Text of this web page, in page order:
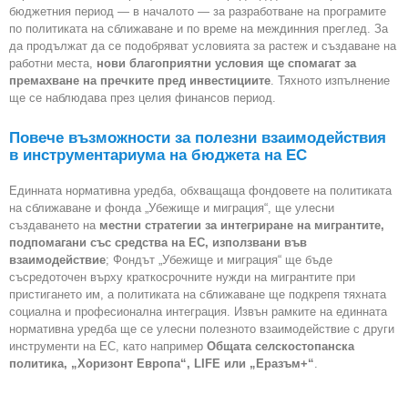
бюджетния период — в началото — за разработване на програмите
по политиката на сближаване и по време на междинния преглед. За
да продължат да се подобряват условията за растеж и създаване на
работни места, нови благоприятни условия ще спомагат за
премахване на пречките пред инвестициите. Тяхното изпълнение
ще се наблюдава през целия финансов период.
Повече възможности за полезни взаимодействия
в инструментариума на бюджета на EC
Единната нормативна уредба, обхващаща фондовете на политиката
на сближаване и фонда „Убежище и миграция“, ще улесни
създаването на местни стратегии за интегриране на мигрантите,
подпомагани със средства на ЕС, използвани във
взаимодействие; Фондът „Убежище и миграция“ ще бъде
съсредоточен върху краткосрочните нужди на мигрантите при
пристигането им, а политиката на сближаване ще подкрепя тяхната
социална и професионална интеграция. Извън рамките на единната
нормативна уредба ще се улесни полезното взаимодействие с други
инструменти на ЕС, като например Общата селскостопанска
политика, „Хоризонт Европа“, LIFE или „Еразъм+“.